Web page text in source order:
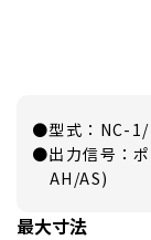
●型式：NC-1/
●出力信号：ポ
AH/AS)
最大寸法